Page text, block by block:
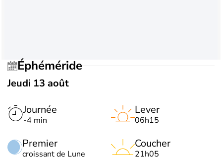
Éphéméride
Jeudi 13 août
Journée
-4 min
Premier
croissant de Lune
Lever
06h15
Coucher
21h05